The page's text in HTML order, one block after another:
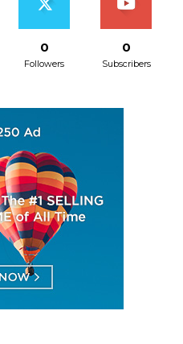
0
Followers
0
Subscribers